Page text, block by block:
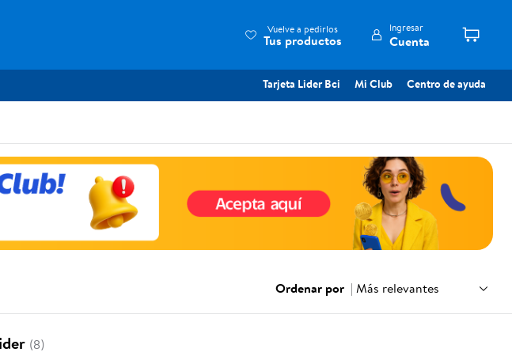
Vuelve a pedirlos
Tus productos
Ingresar
Cuenta
Tarjeta Lider Bci Mi Club Centro de ayuda
Ordenar por | Más relevantes
(8)